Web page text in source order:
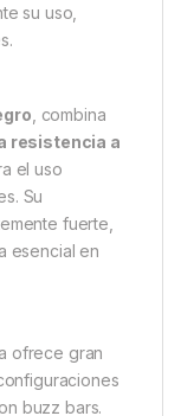
de una gama
seguridad,
Compatible
Label de
Cam-Lok, un
rápida y
, combina